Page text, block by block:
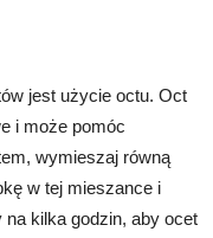
jest użycie octu. Oct
i może pomóc
wymieszaj równą
w tej mieszance i
kilka godzin, aby ocet